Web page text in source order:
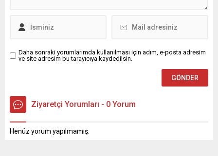
Daha sonraki yorumlarımda kullanılması için adım, e-posta adresim
ve site adresim bu tarayıcıya kaydedilsin.
Ziyaretçi Yorumları - 0 Yorum
Henüz yorum yapılmamış.